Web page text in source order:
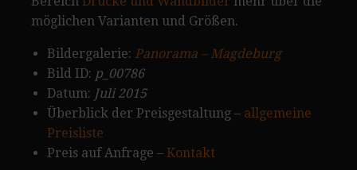
möglichen Varianten und Größen.
Bildergalerie: Panorama – Magdeburg
Bild ID: p_00786
Datum: Juli 2015
Überblick der Preisgestaltung – allgemeine
Preisliste
Preis auf Anfrage – Kontakt